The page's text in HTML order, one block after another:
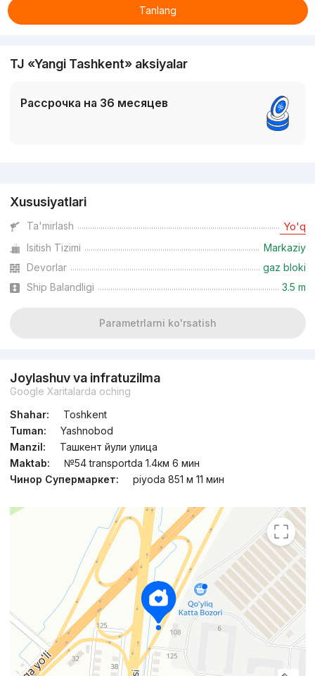
Tanlang
TJ «Yangi Tashkent» aksiyalar
Рассрочка на 36 месяцев
Xususiyatlari
Ta'mirlash Yo'q
Isitish Tizimi
Markaziy
Devorlar
gaz bloki
Ship Balandligi
3.5 m
Parametrlarni ko'rsatish
Joylashuv va infratuzilma
Google Xaritalarda oching
Shahar:
Toshkent
Tuman:
Yashnobod
Manzil:
Ташкент йули улица
Maktab:
№54 transportda 1.4км 6 мин
Чинор Супермаркет:
piyoda 851 м 11 мин